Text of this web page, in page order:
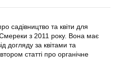
садівництво та квіти для
з 2011 року. Вона має
догляду за квітами та
статті про органічне